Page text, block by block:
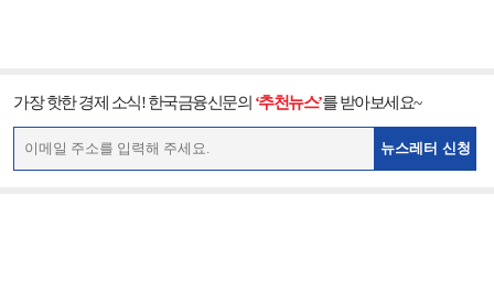
가장 핫한 경제 소식! 한국금융신문의 ‘추천뉴스’를 받아보세요~
뉴스레터 신청